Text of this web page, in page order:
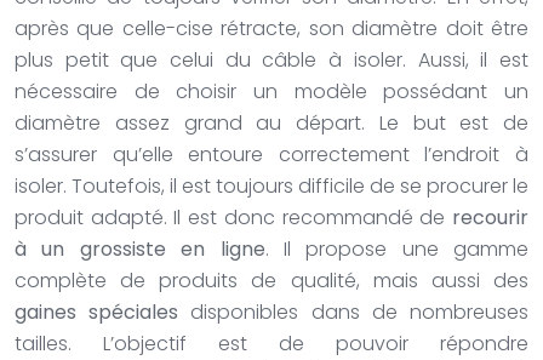
après que celle-cise rétracte, son diamètre doit être
plus petit que celui du câble à isoler. Aussi, il est
nécessaire de choisir un modèle possédant un
diamètre assez grand au départ. Le but est de
s’assurer qu’elle entoure correctement l’endroit à
isoler. Toutefois, il est toujours difficile de se procurer le
produit adapté. Il est donc recommandé de recourir
à un grossiste en ligne. Il propose une gamme
complète de produits de qualité, mais aussi des
gaines spéciales disponibles dans de nombreuses
tailles. L’objectif est de pouvoir répondre